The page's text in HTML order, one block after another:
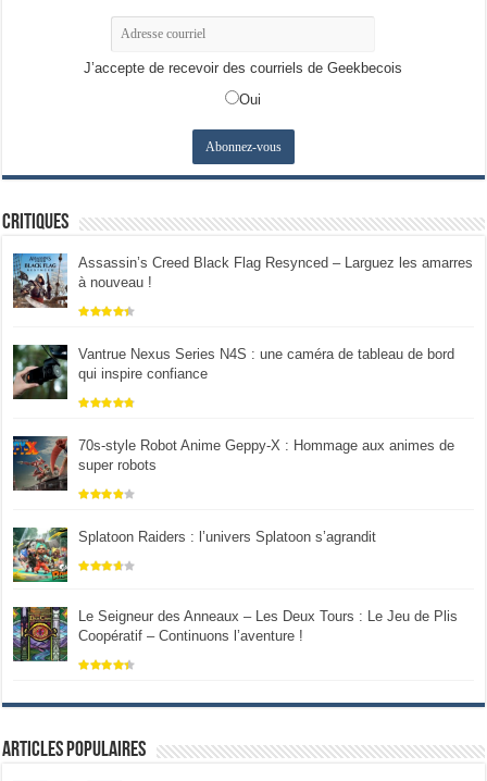
J’accepte de recevoir des courriels de Geekbecois
Oui
Critiques
Assassin’s Creed Black Flag Resynced – Larguez les amarres
à nouveau !
Vantrue Nexus Series N4S : une caméra de tableau de bord
qui inspire confiance
70s-style Robot Anime Geppy-X : Hommage aux animes de
super robots
Splatoon Raiders : l’univers Splatoon s’agrandit
Le Seigneur des Anneaux – Les Deux Tours : Le Jeu de Plis
Coopératif – Continuons l’aventure !
Articles populaires